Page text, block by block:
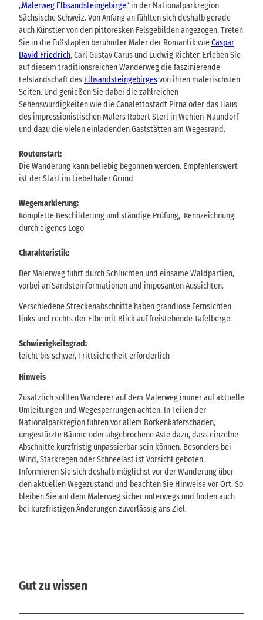
„Malerweg Elbsandsteingebirge“ in der Nationalparkregion
Sächsische Schweiz. Von Anfang an fühlten sich deshalb gerade
auch Künstler von den pittoresken Felsgebilden angezogen. Treten
Sie in die Fußstapfen berühmter Maler der Romantik wieCaspar
David Friedrich, Carl Gustav Carus und Ludwig Richter. Erleben Sie
auf diesem traditionsreichen Wanderweg die faszinierende
Felslandschaft des Elbsandsteingebirgesvon ihren malerischsten
Seiten. Und genießen Sie dabei die zahlreichen
Sehenswürdigkeiten wie die Canalettostadt Pirna oder das Haus
des impressionistischen Malers Robert Sterl in Wehlen-Naundorf
und dazu die vielen einladenden Gaststätten am Wegesrand.
Routenstart:
Die Wanderung kann beliebig begonnen werden. Empfehlenswert
ist der Start im Liebethaler Grund
Wegemarkierung:
Komplette Beschilderung und ständige Prüfung, Kennzeichnung
durch eigenes Logo
Charakteristik:
Der Malerweg führt durch Schluchten und einsame Waldpartien,
vorbei an Sandsteinformationen und imposanten Aussichten.
Verschiedene Streckenabschnitte haben grandiose Fernsichten
links und rechts der Elbe mit Blick auf freistehende Tafelberge.
Schwierigkeitsgrad:
leicht bis schwer, Trittsicherheit erforderlich
Hinweis
Zusätzlich sollten Wanderer auf dem Malerweg immer auf aktuelle
Umleitungen und Wegesperrungen achten. In Teilen der
Nationalparkregion führen vor allem Borkenkäferschäden,
umgestürzte Bäume oder abgebrochene Äste dazu, dass einzelne
Abschnitte kurzfristig unpassierbar sein können. Besonders bei
Wind, Starkregen oder Schneelast ist Vorsicht geboten.
Informieren Sie sich deshalb möglichst vor der Wanderung über
den aktuellen Wegezustand und beachten Sie Hinweise vor Ort. So
bleiben Sie auf dem Malerweg sicher unterwegs und finden auch
bei kurzfristigen Änderungen zuverlässig ans Ziel.
Gut zu wissen